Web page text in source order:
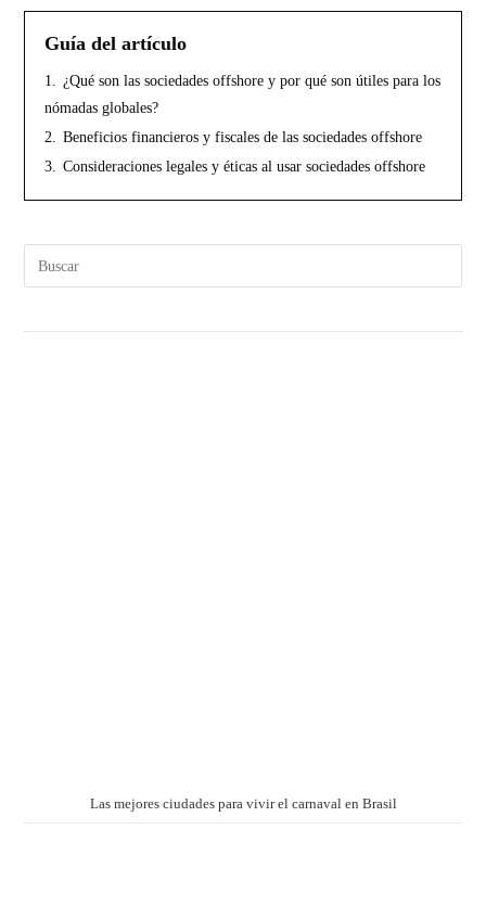
Guía del artículo
1. ¿Qué son las sociedades offshore y por qué son útiles para los
nómadas globales?
2. Beneficios financieros y fiscales de las sociedades offshore
3. Consideraciones legales y éticas al usar sociedades offshore
Las mejores ciudades para vivir el carnaval en Brasil